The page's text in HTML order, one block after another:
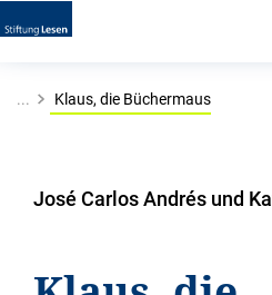
... Klaus, die Büchermaus
José Carlos Andrés und